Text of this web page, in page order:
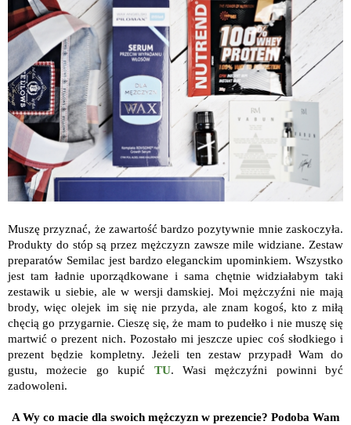
Muszę przyznać, że zawartość bardzo pozytywnie mnie zaskoczyła.
Produkty do stóp są przez mężczyzn zawsze mile widziane. Zestaw
preparatów Semilac jest bardzo eleganckim upominkiem. Wszystko
jest tam ładnie uporządkowane i sama chętnie widziałabym taki
zestawik u siebie, ale w wersji damskiej. Moi mężczyźni nie mają
brody, więc olejek im się nie przyda, ale znam kogoś, kto z miłą
chęcią go przygarnie. Cieszę się, że mam to pudełko i nie muszę się
martwić o prezent nich. Pozostało mi jeszcze upiec coś słodkiego i
prezent będzie kompletny. Jeżeli ten zestaw przypadł Wam do
gustu, możecie go kupić TU. Wasi mężczyźni powinni być
zadowoleni.
A Wy co macie dla swoich mężczyzn w prezencie? Podoba Wam